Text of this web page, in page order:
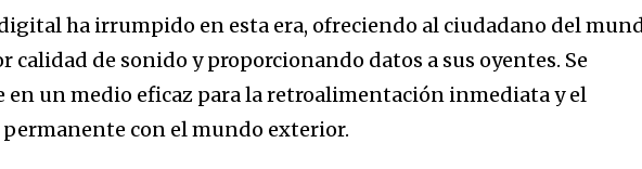
ha irrumpido en esta era, ofreciendo al ciudadano del
calidad de sonido y proporcionando datos a sus oyentes. Se
en un medio eficaz para la retroalimentación inmediata y el
con el mundo exterior.